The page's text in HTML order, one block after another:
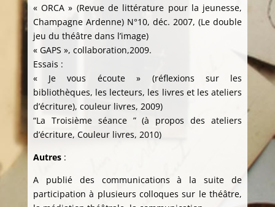
« ORCA » (Revue de littérature pour la jeunesse,
Champagne Ardenne) N°10, déc. 2007, (Le double
jeu du théâtre dans l’image)
« GAPS », collaboration,2009.
Essais :
« Je vous écoute » (réflexions sur les
bibliothèques, les lecteurs, les livres et les ateliers
d’écriture), couleur livres, 2009)
“La Troisième séance ” (à propos des ateliers
d’écriture, Couleur livres, 2010)
Autres:
A publié des communications à la suite de
participation à plusieurs colloques sur le théâtre,